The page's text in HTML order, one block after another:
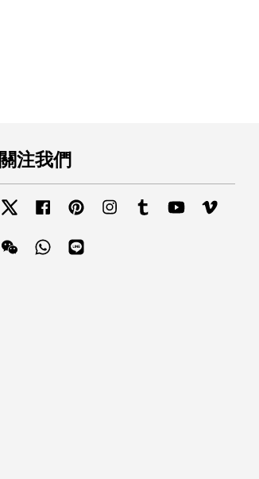
關注我們
Twitter Facebook Pinterest InstagramTumblr YouTube
Wechat Whatsapp